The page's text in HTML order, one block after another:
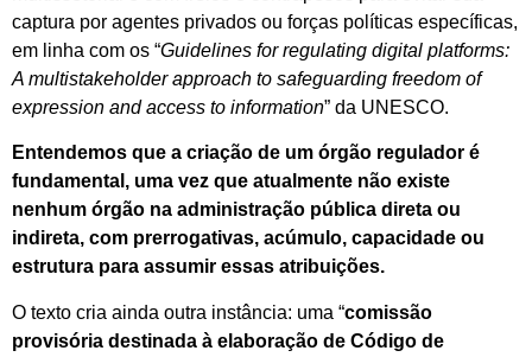
captura por agentes privados ou forças políticas específicas,
em linha com os “Guidelines for regulating digital platforms:
A multistakeholder approach to safeguarding freedom of
expression and access to information” da UNESCO.
Entendemos que a criação de um órgão regulador é
fundamental, uma vez que atualmente não existe
nenhum órgão na administração pública direta ou
indireta, com prerrogativas, acúmulo, capacidade ou
estrutura para assumir essas atribuições.
O texto cria ainda outra instância: uma “comissão
provisória destinada à elaboração de Código de